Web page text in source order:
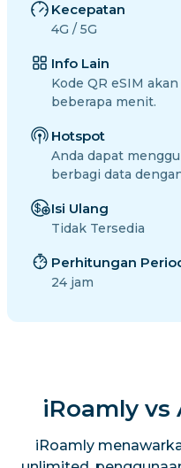
Kecepatan
4G / 5G
Info Lain
Kode QR eSIM
beberapa menit.
Hotspot
Anda dapat
berbagi data
Isi Ulang
Tidak Tersedia
Perhitungan
24 jam
iRoamly vs
iRoamly